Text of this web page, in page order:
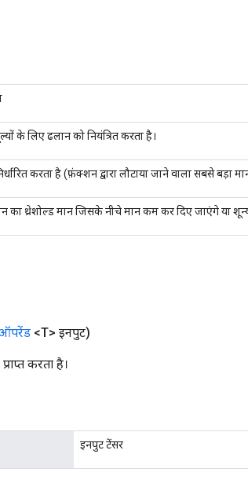
के लिए ढलान को नियंत्रित करता है।
करता है (फ़ंक्शन द्वारा लौटाया जाने वाला सबसे बड़ा
का थ्रेशोल्ड मान जिसके नीचे मान कम कर दिए जाएंगे या
<T> इनपुट)
करता है।
इनपुट टेंसर